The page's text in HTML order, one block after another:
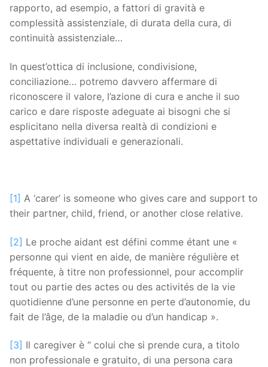
rapporto, ad esempio, a fattori di gravità e
complessità assistenziale, di durata della cura, di
continuità assistenziale…
In quest’ottica di inclusione, condivisione,
conciliazione… potremo davvero affermare di
riconoscere il valore, l’azione di cura e anche il suo
carico e dare risposte adeguate ai bisogni che si
esplicitano nella diversa realtà di condizioni e
aspettative individuali e generazionali.
[1] A ‘carer’ is someone who gives care and support to
their partner, child, friend, or another close relative.
[2] Le proche aidant est défini comme étant une «
personne qui vient en aide, de manière régulière et
fréquente, à titre non professionnel, pour accomplir
tout ou partie des actes ou des activités de la vie
quotidienne d’une personne en perte d’autonomie, du
fait de l’âge, de la maladie ou d’un handicap ».
[3] Il caregiver è “ colui che si prende cura, a titolo
non professionale e gratuito, di una persona cara